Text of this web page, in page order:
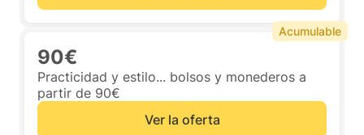
90€
Practicidad y estilo... bolsos y monederos a
partir de 90€
Ver la oferta
Acumulable